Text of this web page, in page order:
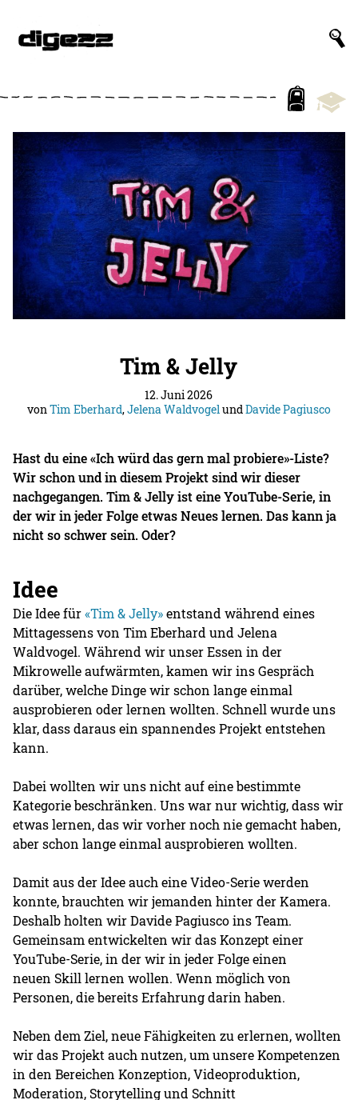
Tim & Jelly
12. Juni 2026
vonTim Eberhard,Jelena WaldvogelundDavide Pagiusco
Hast du eine «Ich würd das gern mal probiere»-Liste?
Wir schon und in diesem Projekt sind wir dieser
nachgegangen. Tim & Jelly ist eine YouTube-Serie, in
der wir in jeder Folge etwas Neues lernen. Das kann ja
nicht so schwer sein. Oder?
Idee
Die Idee für«Tim & Jelly»entstand während eines
Mittagessens von Tim Eberhard und Jelena
Waldvogel. Während wir unser Essen in der
Mikrowelle aufwärmten, kamen wir ins Gespräch
darüber, welche Dinge wir schon lange einmal
ausprobieren oder lernen wollten. Schnell wurde uns
klar, dass daraus ein spannendes Projekt entstehen
kann.
Dabei wollten wir uns nicht auf eine bestimmte
Kategorie beschränken. Uns war nur wichtig, dass wir
etwas lernen, das wir vorher noch nie gemacht haben,
aber schon lange einmal ausprobieren wollten.
Damit aus der Idee auch eine Video-Serie werden
konnte, brauchten wir jemanden hinter der Kamera.
Deshalb holten wir Davide Pagiusco ins Team.
Gemeinsam entwickelten wir das Konzept einer
YouTube-Serie, in der wir in jeder Folge einen
neuen Skill lernen wollen. Wenn möglich von
Personen, die bereits Erfahrung darin haben.
Neben dem Ziel, neue Fähigkeiten zu erlernen, wollten
wir das Projekt auch nutzen, um unsere Kompetenzen
in den Bereichen Konzeption, Videoproduktion,
Moderation, Storytelling und Schnitt